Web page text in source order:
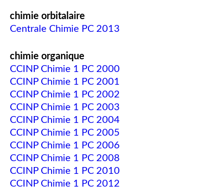
chimie orbitalaire
Centrale Chimie PC 2013
chimie organique
CCINP Chimie 1 PC 2000
CCINP Chimie 1 PC 2001
CCINP Chimie 1 PC 2002
CCINP Chimie 1 PC 2003
CCINP Chimie 1 PC 2004
CCINP Chimie 1 PC 2005
CCINP Chimie 1 PC 2006
CCINP Chimie 1 PC 2008
CCINP Chimie 1 PC 2010
CCINP Chimie 1 PC 2012